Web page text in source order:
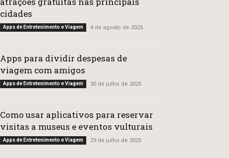
cidades
Apps de Entretenimento e Viagem 4 de agosto de 2025
Apps para dividir despesas de
viagem com amigos
Apps de Entretenimento e Viagem 30 de julho de 2025
Como usar aplicativos para reservar
visitas a museus e eventos vulturais
Apps de Entretenimento e Viagem 29 de julho de 2025